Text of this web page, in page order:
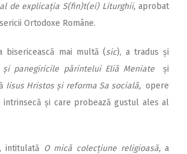
de explicația S(fin)t(ei) Liturghii,aprobat
Ortodoxe Române.
bisericească mai multă (sic), a tradus și
și panegiricile părintelui Eliă Meniate
și
Iisus Hristos și reforma Sa socială, opere
intrinsecă și care probează gustul ales al
intitulată O mică colecțiune religioasă, a